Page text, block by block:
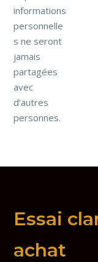
informations
personnelle
s ne seront
jamais
partagées
avec
d'autres
personnes.
Essai
achat